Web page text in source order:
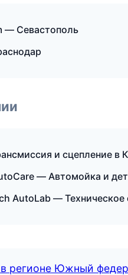
— Севастополь
и сцепление в
— Автомойка и
AutoLab — Техническое
регионе Южный